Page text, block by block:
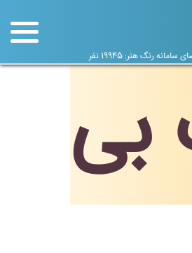
رنگ هنر: 19945 نفر
بی